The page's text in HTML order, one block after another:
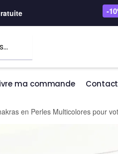
-
ma commande
en Perles Multicolores pour